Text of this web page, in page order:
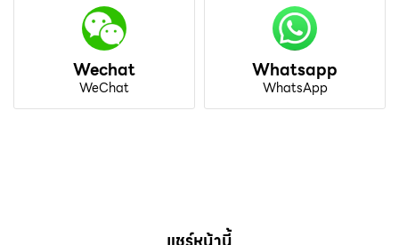
Wechat
WeChat
Whatsapp
WhatsApp